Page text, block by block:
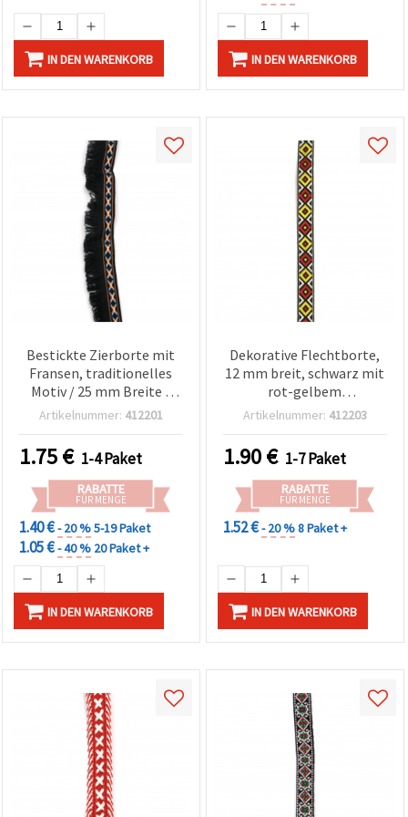
IN DEN WARENKORB IN DEN WARENKORB
Bestickte Zierborte mit
Fransen, traditionelles
Motiv / 25 mm Breite /
Dunkelblau mit Weiß,
Artikelnummer: 412201
1.75€ 1-4 Paket
RABATTE
FÜR MENGE
1.40 €- 20 %5-19 Paket
1.05 €- 40 % 20 Paket +
IN DEN WARENKORB
Dekorative Flechtborte,
12 mm breit, schwarz mit
rot-gelbem
Rautenmuster – 5 m
Artikelnummer: 412203
1.90€ 1-7 Paket
RABATTE
FÜR MENGE
1.52 €- 20 %8 Paket +
IN DEN WARENKORB